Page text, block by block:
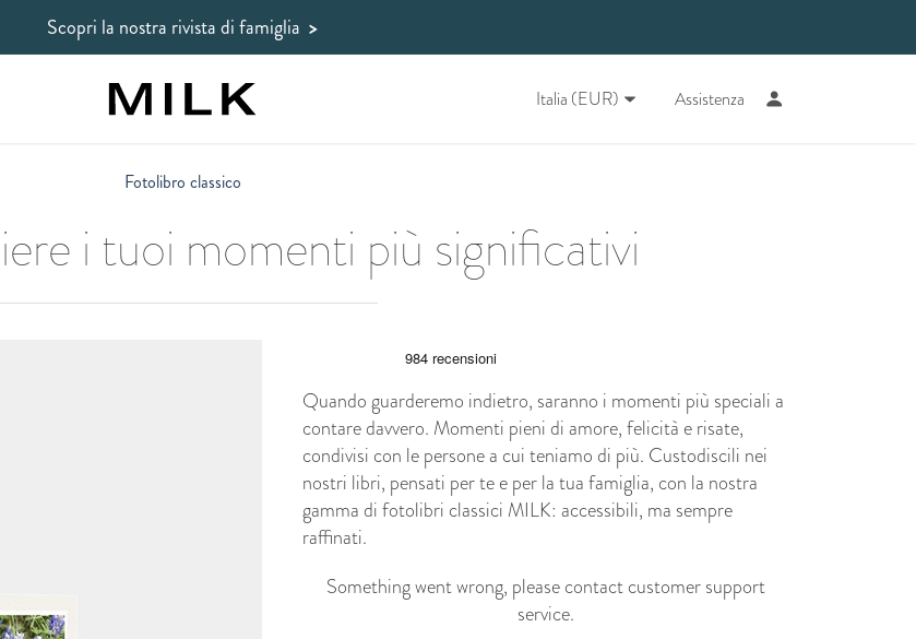
Scopri la nostra rivista di famiglia >
Italia (EUR) Assistenza
Fotolibro classico
i tuoi momenti più significativi
Quando guarderemo indietro, saranno i momenti più speciali a
contare davvero. Momenti pieni di amore, felicità e risate,
condivisi con le persone a cui teniamo di più. Custodiscili nei
nostri libri, pensati per te e per la tua famiglia, con la nostra
gamma di fotolibri classici MILK: accessibili, ma sempre
raffinati.
Something went wrong, please contact customer support
service.